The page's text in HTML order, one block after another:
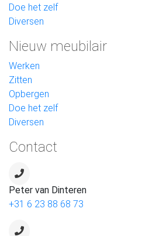
Doe het zelf
Diversen
Nieuw meubilair
Werken
Zitten
Opbergen
Doe het zelf
Diversen
Contact
Peter van Dinteren
+31 6 23 88 68 73